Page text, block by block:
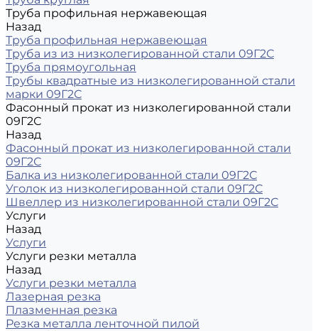
Труба профильная нержавеющая
Назад
Труба профильная нержавеющая
Труба из из низколегированной стали 09Г2С
Труба прямоугольная
Трубы квадратные из низколегированной стали
марки 09Г2С
Фасонный прокат из низколегированной стали
09Г2С
Назад
Фасонный прокат из низколегированной стали
09Г2С
Балка из низколегированной стали 09Г2С
Уголок из низколегированной стали 09Г2С
Швеллер из низколегированной стали 09Г2С
Услуги
Назад
Услуги
Услуги резки металла
Назад
Услуги резки металла
Лазерная резка
Плазменная резка
Резка металла ленточной пилой